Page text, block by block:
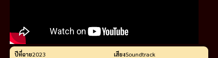
ปีที่ฉาย2023 เสียงSoundtrack